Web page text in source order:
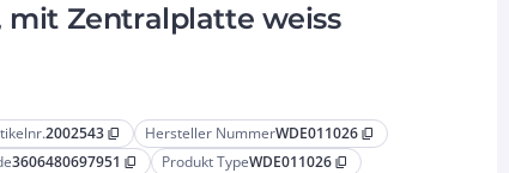
mit Zentralplatte weiss
2002543 content_copy Hersteller NummerWDE011026 content_copy
3606480697951 content_copy Produkt TypeWDE011026 content_copy